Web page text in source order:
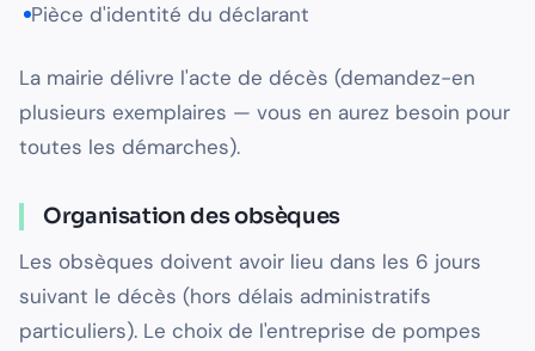
Pièce d'identité du déclarant
La mairie délivre l'acte de décès (demandez-en
plusieurs exemplaires — vous en aurez besoin pour
toutes les démarches).
Organisation des obsèques
Les obsèques doivent avoir lieu dans les 6 jours
suivant le décès (hors délais administratifs
particuliers). Le choix de l'entreprise de pompes